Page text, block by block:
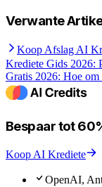
Verwante
Koop Afslag AI
Krediete Gids 2026:
Gratis 2026: Hoe
Bespaar tot
Koop AI Krediete
OpenAI,